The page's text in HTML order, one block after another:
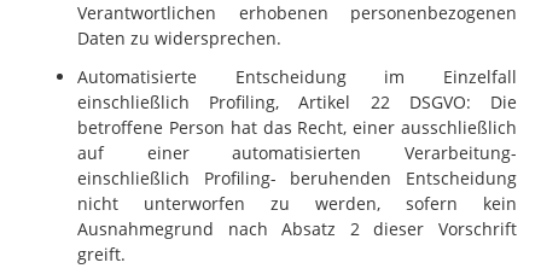
Verantwortlichen erhobenen personenbezogenen
Daten zu widersprechen.
Automatisierte Entscheidung im Einzelfall
einschließlich Profiling, Artikel 22 DSGVO: Die
betroffene Person hat das Recht, einer ausschließlich
auf einer automatisierten Verarbeitung-
einschließlich Profiling- beruhenden Entscheidung
nicht unterworfen zu werden, sofern kein
Ausnahmegrund nach Absatz 2 dieser Vorschrift
greift.